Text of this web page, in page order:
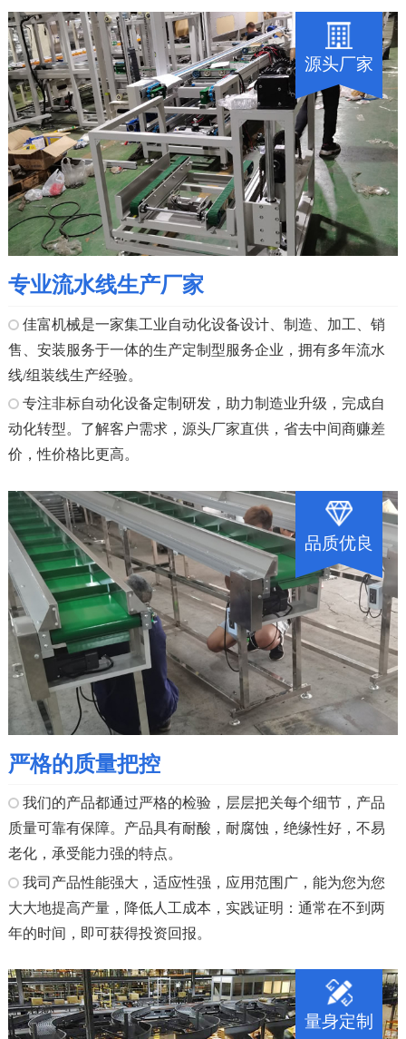
源头厂家
专业流水线生产厂家
佳富机械是一家集工业自动化设备设计、制造、加工、销
售、安装服务于一体的生产定制型服务企业，拥有多年流水
线/组装线生产经验。
专注非标自动化设备定制研发，助力制造业升级，完成自
动化转型。了解客户需求，源头厂家直供，省去中间商赚差
价，性价格比更高。
品质优良
严格的质量把控
我们的产品都通过严格的检验，层层把关每个细节，产品
质量可靠有保障。产品具有耐酸，耐腐蚀，绝缘性好，不易
老化，承受能力强的特点。
我司产品性能强大，适应性强，应用范围广，能为您为您
大大地提高产量，降低人工成本，实践证明：通常在不到两
年的时间，即可获得投资回报。
量身定制